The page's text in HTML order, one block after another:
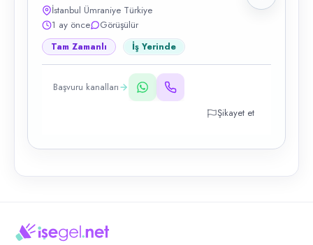
İstanbul Ümraniye Türkiye
1 ay önce
Görüşülür
Tam Zamanlı İş Yerinde
Başvuru kanalları
Şikayet et